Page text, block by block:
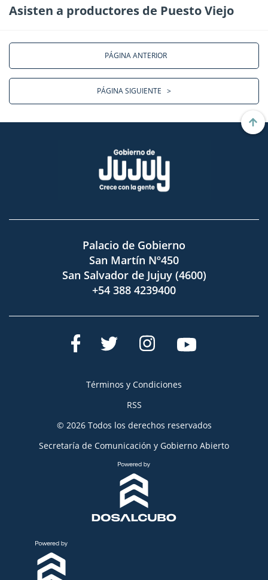
Asisten a productores de Puesto Viejo
PÁGINA ANTERIOR
PÁGINA SIGUIENTE >
Palacio de Gobierno
San Martín Nº450
San Salvador de Jujuy (4600)
+54 388 4239400
Términos y Condiciones
RSS
© 2026 Todos los derechos reservados
Secretaría de Comunicación y Gobierno Abierto